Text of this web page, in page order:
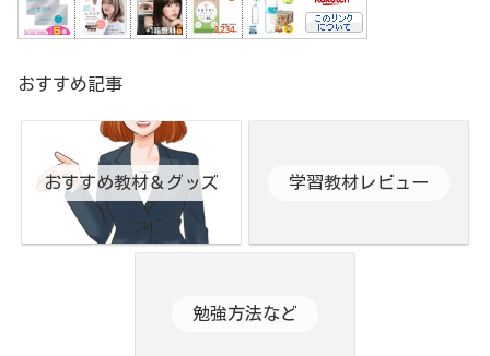
おすすめ記事
おすすめ教材＆グッズ 学習教材レビュー
勉強方法など